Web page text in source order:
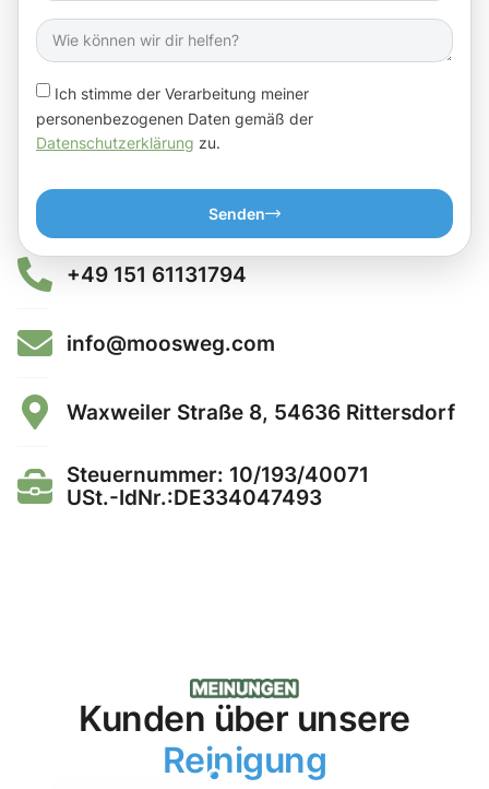
Ich stimme der Verarbeitung meiner
personenbezogenen Daten gemäß der
Datenschutzerklärung zu.
Senden
+49 151 61131794
info@moosweg.com
Waxweiler Straße 8, 54636 Rittersdorf
Steuernummer: 10/193/40071
USt.-IdNr.:DE334047493
Kunden über unsere
Reinigung